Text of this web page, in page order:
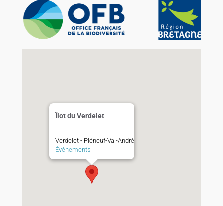
Îlot du Verdelet
Verdelet - Pléneuf-Val-André
Évènements